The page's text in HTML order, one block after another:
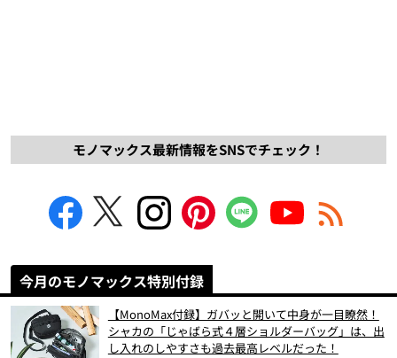
モノマックス最新情報をSNSでチェック！
今月のモノマックス特別付録
【MonoMax付録】ガバッと開いて中身が一目瞭然！
シャカの「じゃばら式４層ショルダーバッグ」は、出
し入れのしやすさも過去最高レベルだった！